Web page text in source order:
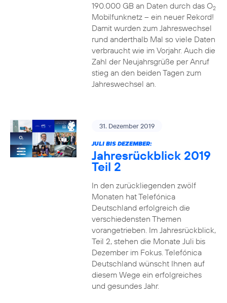
190.000 GB an Daten durch das O2
Mobilfunknetz – ein neuer Rekord!
Damit wurden zum Jahreswechsel
rund anderthalb Mal so viele Daten
verbraucht wie im Vorjahr. Auch die
Zahl der Neujahrsgrüße per Anruf
stieg an den beiden Tagen zum
Jahreswechsel an.
31. Dezember 2019
JULI BIS DEZEMBER:
Jahresrückblick 2019
Teil 2
In den zurückliegenden zwölf
Monaten hat Telefónica
Deutschland erfolgreich die
verschiedensten Themen
vorangetrieben. Im Jahresrückblick,
Teil 2, stehen die Monate Juli bis
Dezember im Fokus. Telefónica
Deutschland wünscht Ihnen auf
diesem Wege ein erfolgreiches
und gesundes Jahr.